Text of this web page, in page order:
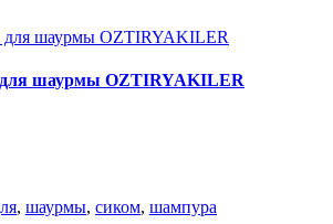
шаурмы OZTIRYAKILER
, шаурмы, сиком, шампура